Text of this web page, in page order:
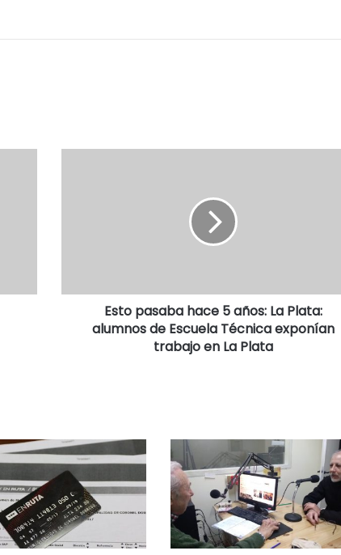
Esto pasaba hace 5 años: La Plata:
alumnos de Escuela Técnica exponían
trabajo en La Plata